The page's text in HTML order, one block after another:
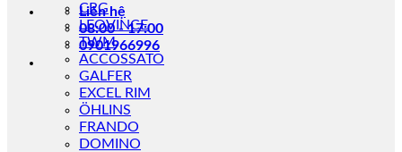
Liên hệ
08:00 - 17:00
0901966996
CRG
LEOVINCE
TWM
ACCOSSATO
GALFER
EXCEL RIM
ÖHLINS
FRANDO
DOMINO